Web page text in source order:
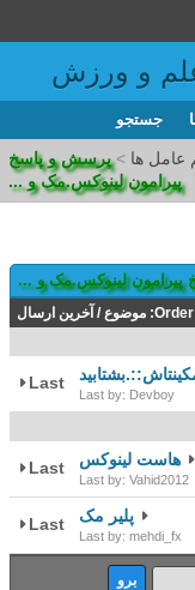
و ورزش
جستجو
عامل ها >پرسش و پاسخ
پیرامون لینوکس.مک و ...
لینوکس.مک و ...
Order موضوع / آخرین ارسال
Last by: Devboy
Last
هاست لينوكس
Last by: Vahid2012
Last
پلیر مک
Last by: mehdi_fx
Last